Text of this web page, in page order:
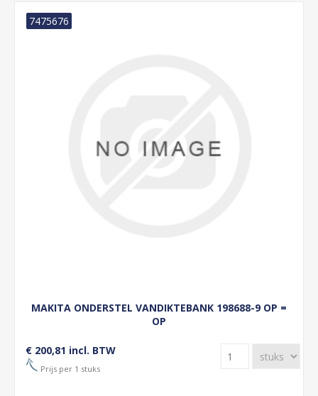
MAKITA ONDERSTEL VANDIKTEBANK 198688-9 OP =
OP
7475676
€ 200,81 incl. BTW
Prijs per 1 stuks